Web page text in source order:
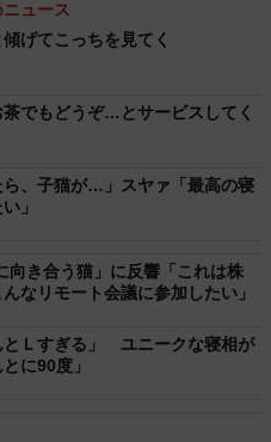
ュース
げてこっちを見てく
茶でもどうぞ…とサービスしてく
ら、子猫が…」スヤァ「最高の寝
」
向き合う猫」に反響「これは株
なリモート会議に参加したい」
とＬすぎる」 ユニークな寝相が
に90度」